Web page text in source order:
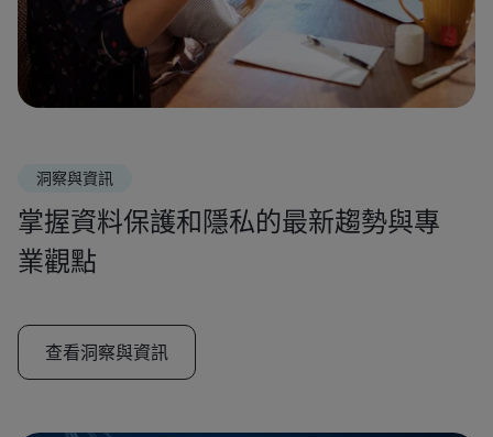
洞察與資訊
掌握資料保護和隱私的最新趨勢與專
業觀點
查看洞察與資訊